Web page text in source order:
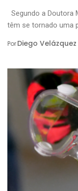
Segundo a Doutora
têm se tornado uma
PorDiego Velázquez